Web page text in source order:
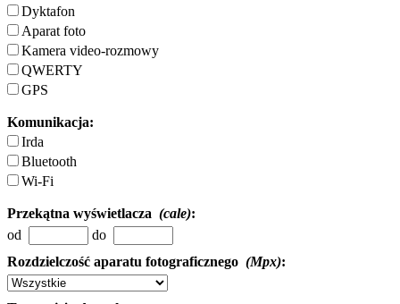
Dyktafon
Aparat foto
Kamera video-rozmowy
QWERTY
GPS
Komunikacja:
Irda
Bluetooth
Wi-Fi
Przekątna wyświetlacza (cale):
od
do
Rozdzielczość aparatu fotograficznego (Mpx):